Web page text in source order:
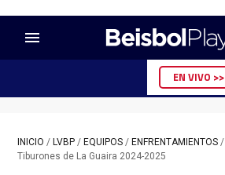
menu
EN VIVO >>
INICIO / LVBP/ EQUIPOS/ ENFRENTAMIENTOS/
Tiburones de La Guaira 2024-2025